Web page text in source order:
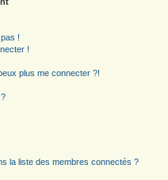
!
!
plus me connecter ?!
la liste des membres connectés ?